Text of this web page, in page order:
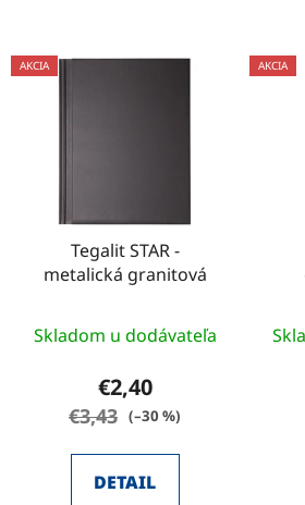
AKCIA
Tegalit STAR -
metalická granitová
Skladom u dodávateľa
€2,40
€3,43 (–30 %)
DETAIL
AKCIA